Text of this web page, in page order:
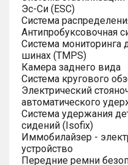
Эс-Си (ESC)
Система
Антипробуксовочная
Система мониторинга
шинах (TMPS)
Камера заднего вида
Система кругового
Электрический
автоматического
Система удержания
сидений (Isofix)
Иммобилайзер -
устройство
Передние ремни